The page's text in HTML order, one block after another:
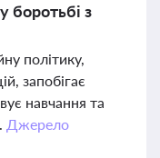
боротьбі з
політику,
запобігає
навчання та
Джерело